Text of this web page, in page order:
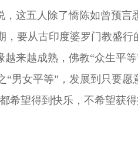
这五人除了憍陈如曾预言
要从古印度婆罗门教盛行
来越成熟，佛教“众生平
男女平等”，发展到只要愿
希望得到快乐，不希望获